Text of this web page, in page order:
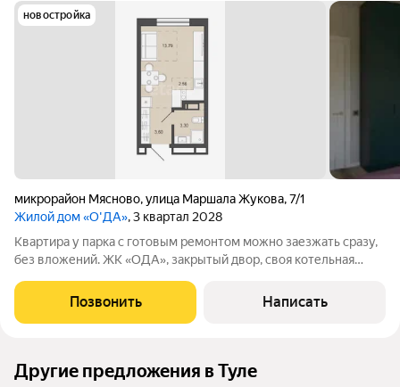
новостройка
микрорайон Мясново,улица Маршала Жукова,7/1
Жилой дом «О'ДА», 3 квартал 2028
Квартира у парка с готовым ремонтом можно заезжать сразу,
без вложений. ЖК «ОДА», закрытый двор, своя котельная
быстрый выезд, парк прямо у дома, вся инфраструктура уже
работает. Подходит
Позвонить Написать
Другие предложения в Туле